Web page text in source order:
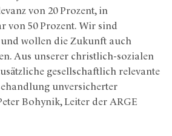
von 20 Prozent, in
von 50 Prozent. Wir sind
wollen die Zukunft auch
Aus unserer christlich-sozialen
gesellschaftlich relevante
unversicherter
Bohynik, Leiter der ARGE